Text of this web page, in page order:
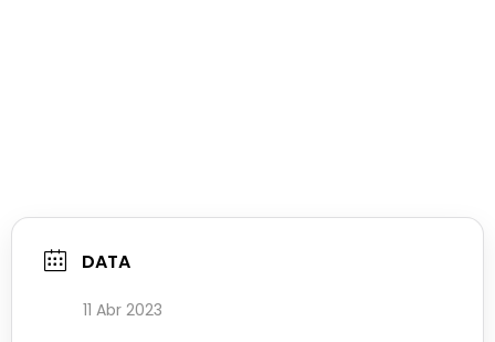
DATA
11 Abr 2023